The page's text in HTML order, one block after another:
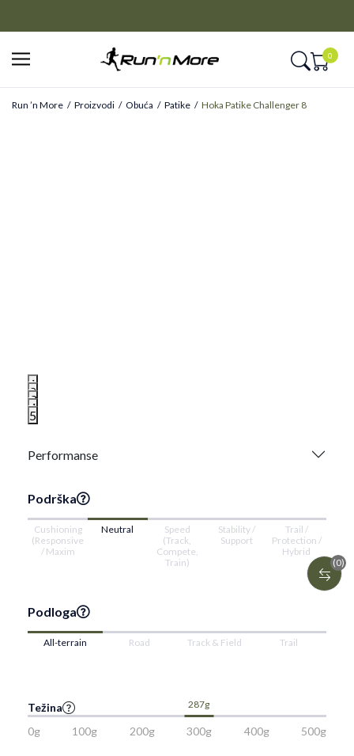
0
Run ’n More Proizvodi Obuća Patike Hoka Patike Challenger 8
(0)
1
2
3
4
5
Performanse
Podrška
Cushioning
(Responsive
/ Maxim
Neutral
Speed
(Track,
Compete,
Train)
Stability /
Support
Trail /
Protection /
Hybrid
Podloga
All-terrain Road Track & Field Trail
Težina 287g
0g 100g 200g 300g 400g 500g